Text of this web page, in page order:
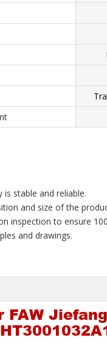
stable and reliable.
and size of the
inspection to ensure
and drawings.
FAW